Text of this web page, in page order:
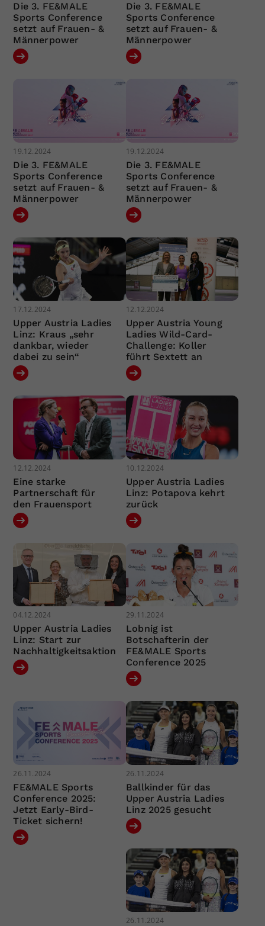
Die 3. FE&MALE
Sports Conference
setzt auf Frauen- &
Männerpower
Die 3. FE&MALE
Sports Conference
setzt auf Frauen- &
Männerpower
19.12.2024
Die 3. FE&MALE
Sports Conference
setzt auf Frauen- &
Männerpower
19.12.2024
Die 3. FE&MALE
Sports Conference
setzt auf Frauen- &
Männerpower
17.12.2024
Upper Austria Ladies
Linz: Kraus „sehr
dankbar, wieder
dabei zu sein“
12.12.2024
Upper Austria Young
Ladies Wild-Card-
Challenge: Koller
führt Sextett an
12.12.2024
Eine starke
Partnerschaft für
den Frauensport
10.12.2024
Upper Austria Ladies
Linz: Potapova kehrt
zurück
04.12.2024
Upper Austria Ladies
Linz: Start zur
Nachhaltigkeitsaktion
29.11.2024
Lobnig ist
Botschafterin der
FE&MALE Sports
Conference 2025
26.11.2024
FE&MALE Sports
Conference 2025:
Jetzt Early-Bird-
Ticket sichern!
26.11.2024
Ballkinder für das
Upper Austria Ladies
Linz 2025 gesucht
26.11.2024